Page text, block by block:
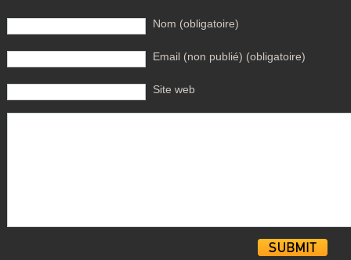
Nom (obligatoire)
Email (non publié) (obligatoire)
Site web